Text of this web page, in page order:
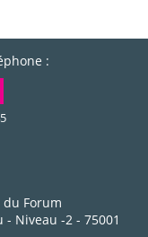
:
du Forum
- Niveau -2- 75001